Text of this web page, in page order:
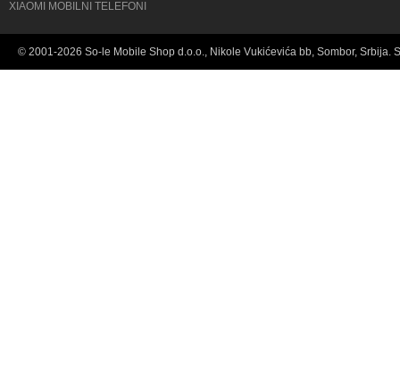
XIAOMI MOBILNI TELEFONI
© 2001-2026 So-le Mobile Shop d.o.o., Nikole Vukićevića bb, Sombor, Srbija.